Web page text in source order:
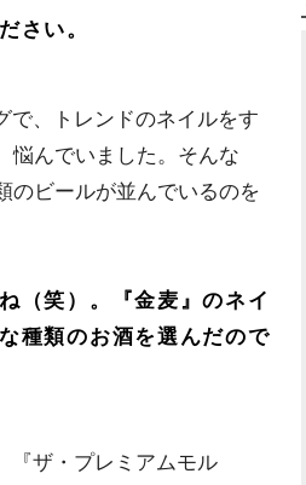
さい。
で、トレンドのネイルをす
悩んでいました。そんな
のビールが並んでいるのを
（笑）。『金麦』のネイ
種類のお酒を選んだので
『ザ・プレミアムモル